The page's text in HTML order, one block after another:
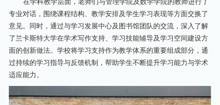
专业对话，围绕课程结构、教学安排及学生学习表现等方面交换了
意见。同时，通过与学习发展中心及图书馆团队的交流，深入了解
了兰卡斯特大学在学术写作支持、学习技能辅导及学习空间建设方
面的创新做法。学校将学习支持作为教学体系的重要组成部分，通
过持续的学习指导与反馈机制，帮助学生不断提升学习能力与学术
适应能力。